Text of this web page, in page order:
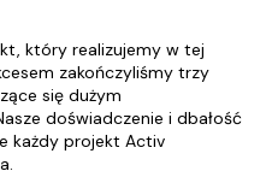
który realizujemy w tej
zakończyliśmy trzy
się dużym
doświadczenie i dbałość
każdy projekt Activ